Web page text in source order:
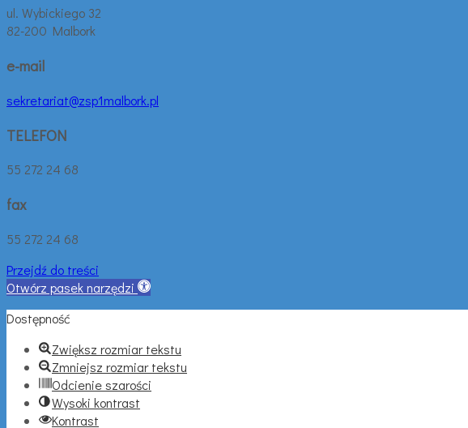
ul. Wybickiego 32
82-200 Malbork
e-mail
sekretariat@zsp1malbork.pl
TELEFON
55 272 24 68
fax
55 272 24 68
Przejdź do treści
Otwórz pasek narzędzi
Dostępność
Zwiększ rozmiar tekstu
Zmniejsz rozmiar tekstu
Odcienie szarości
Wysoki kontrast
Kontrast